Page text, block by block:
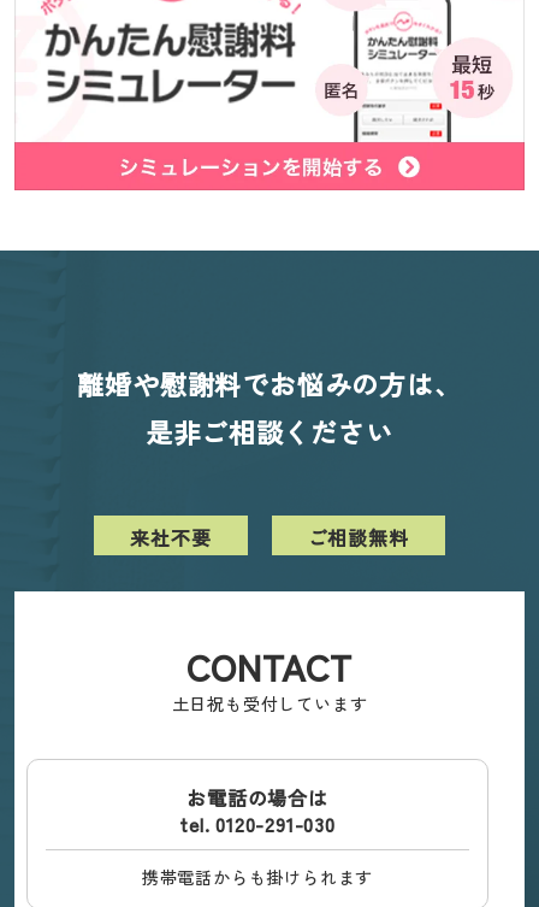
離婚や慰謝料でお悩みの方は、
是非ご相談ください
来社不要 ご相談無料
CONTACT
土日祝も受付しています
お電話の場合は
tel. 0120-291-030
携帯電話からも掛けられます